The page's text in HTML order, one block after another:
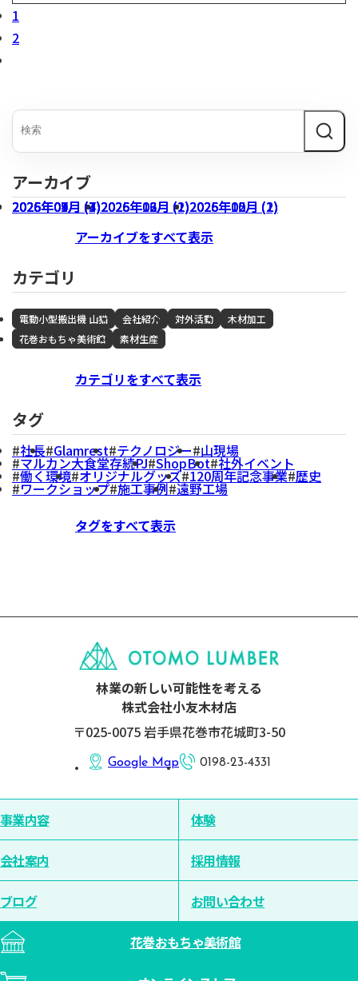
1
2
アーカイブ
2026年07月 (3)2026年06月 (1)2026年05月 (1)
2026年04月 (1)2026年03月 (1)2026年02月 (2)
2026年01月 (4)2025年12月 (2)2025年10月 (2)
2025年09月 (7)
アーカイブをすべて表示
カテゴリ
電動小型搬出機 山猫 会社紹介 対外活動
木材加工
花巻おもちゃ美術館
素材生産
カテゴリをすべて表示
タグ
社長 Glamrest テクノロジー 山現場
マルカン大食堂存続PJ ShopBot 社外イベント
働く環境 オリジナルグッズ 120周年記念事業 歴史
ワークショップ 施工事例 遠野工場
タグをすべて表示
林業の新しい可能性を考える
株式会社小友木材店
〒025-0075 岩手県花巻市花城町3-50
Google Map 0198-23-4331
事業内容 体験
会社案内 採用情報
ブログ お問い合わせ
花巻おもちゃ美術館